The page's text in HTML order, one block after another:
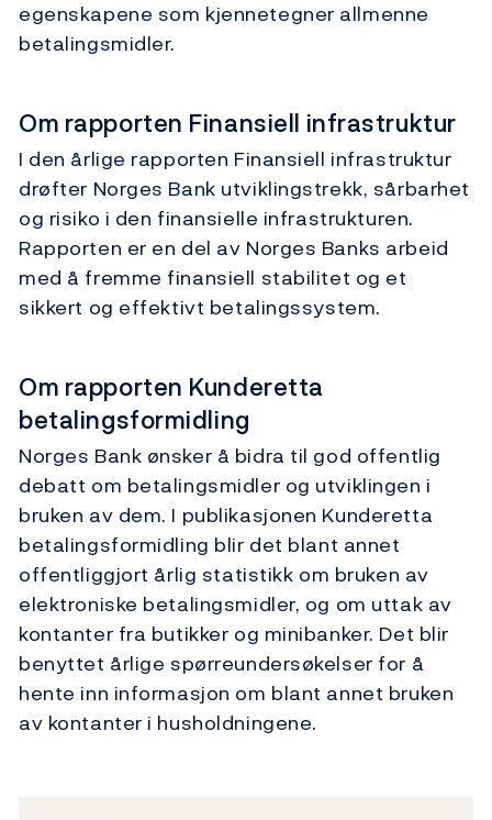
egenskapene som kjennetegner allmenne
betalingsmidler.
Om rapporten Finansiell infrastruktur
I den årlige rapporten Finansiell infrastruktur
drøfter Norges Bank utviklingstrekk, sårbarhet
og risiko i den finansielle infrastrukturen.
Rapporten er en del av Norges Banks arbeid
med å fremme finansiell stabilitet og et
sikkert og effektivt betalingssystem.
Om rapporten Kunderetta
betalingsformidling
Norges Bank ønsker å bidra til god offentlig
debatt om betalingsmidler og utviklingen i
bruken av dem. I publikasjonen Kunderetta
betalingsformidling blir det blant annet
offentliggjort årlig statistikk om bruken av
elektroniske betalingsmidler, og om uttak av
kontanter fra butikker og minibanker. Det blir
benyttet årlige spørreundersøkelser for å
hente inn informasjon om blant annet bruken
av kontanter i husholdningene.